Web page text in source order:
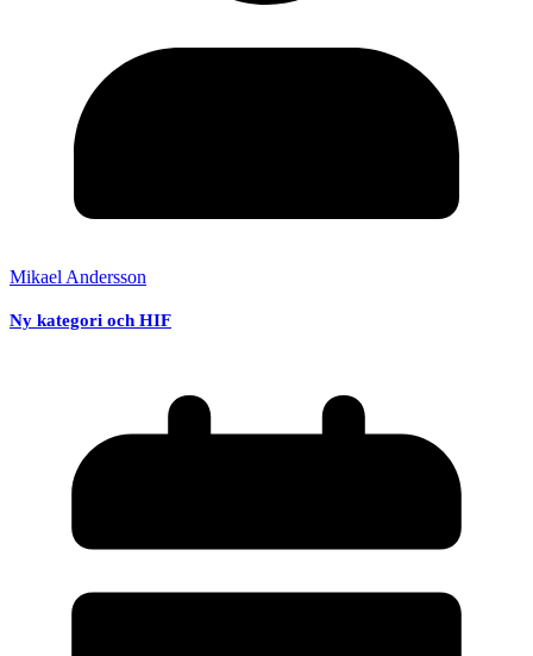
Mikael Andersson
Ny kategori och HIF